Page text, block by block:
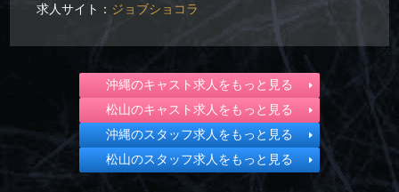
求人サイト： ジョブショコラ
沖縄のキャスト求人をもっと見る
松山のキャスト求人をもっと見る
沖縄のスタッフ求人をもっと見る
松山のスタッフ求人をもっと見る